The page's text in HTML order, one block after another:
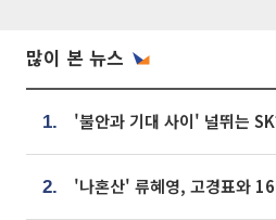
많이 본 뉴스
1.
2.